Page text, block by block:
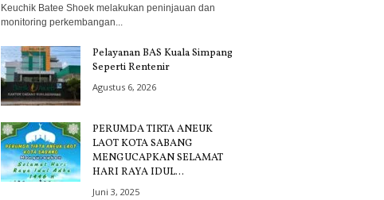
Keuchik Batee Shoek melakukan peninjauan dan
monitoring perkembangan...
Pelayanan BAS Kuala Simpang
Seperti Rentenir
Agustus 6, 2026
PERUMDA TIRTA ANEUK
LAOT KOTA SABANG
MENGUCAPKAN SELAMAT
HARI RAYA IDUL...
Juni 3, 2025